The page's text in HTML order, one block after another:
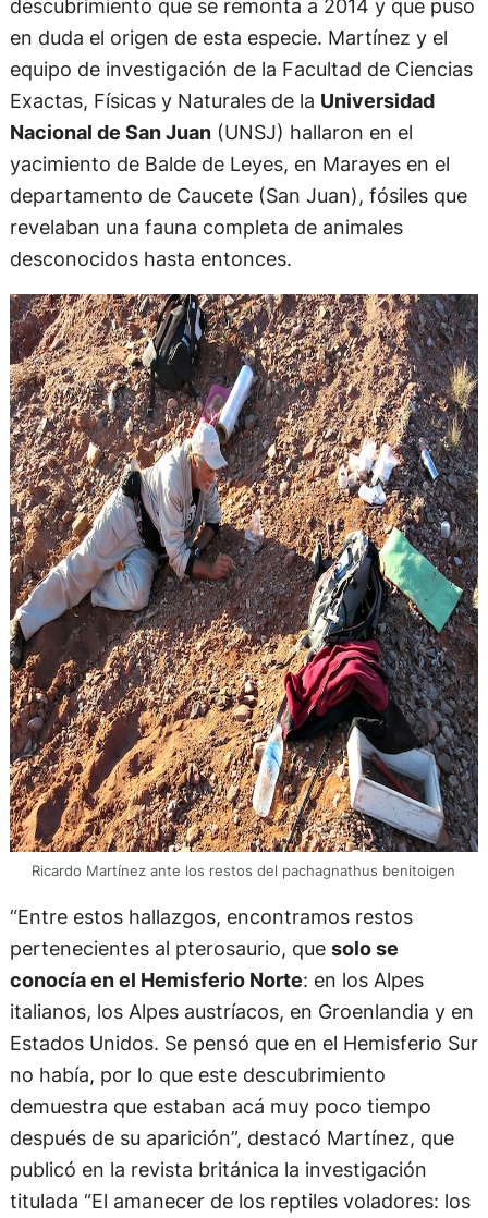
descubrimiento que se remonta a 2014 y que puso
en duda el origen de esta especie. Martínez y el
equipo de investigación de la Facultad de Ciencias
Exactas, Físicas y Naturales de la Universidad
Nacional de San Juan(UNSJ) hallaron en el
yacimiento de Balde de Leyes, en Marayes en el
departamento de Caucete (San Juan), fósiles que
revelaban una fauna completa de animales
desconocidos hasta entonces.
Ricardo Martínez ante los restos del pachagnathus benitoigen
“Entre estos hallazgos, encontramos restos
pertenecientes al pterosaurio, que solo se
conocía en el Hemisferio Norte: en los Alpes
italianos, los Alpes austríacos, en Groenlandia y en
Estados Unidos. Se pensó que en el Hemisferio Sur
no había, por lo que este descubrimiento
demuestra que estaban acá muy poco tiempo
después de su aparición”, destacó Martínez, que
publicó en la revista británica la investigación
titulada “El amanecer de los reptiles voladores: los